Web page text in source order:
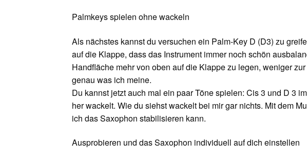
Palmkeys spielen ohne wackeln
Als nächstes kannst du versuchen ein Palm-Key D (D3) zu
auf die Klappe, dass das Instrument immer noch schön
Handfläche mehr von oben auf die Klappe zu legen, weniger
genau was ich meine.
Du kannst jetzt auch mal ein paar Töne spielen: Cis 3 und D 3
her wackelt. Wie du siehst wackelt bei mir gar nichts. Mit dem
ich das Saxophon stabilisieren kann.
Ausprobieren und das Saxophon individuell auf dich einstellen